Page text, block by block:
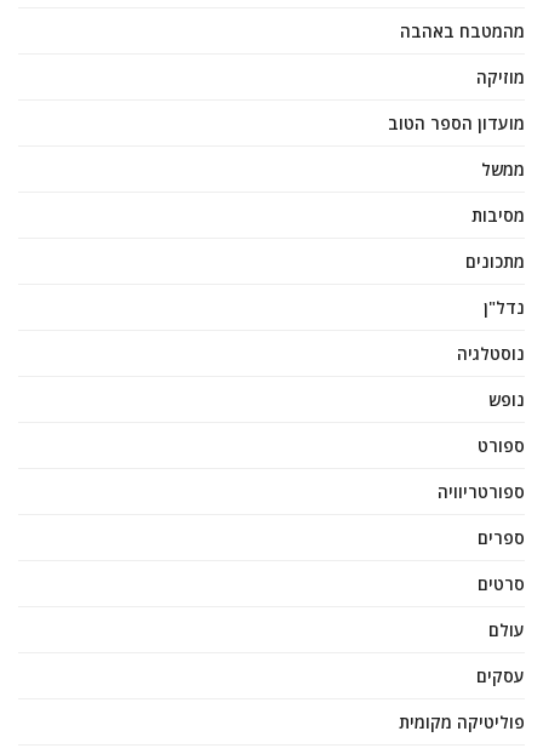
מהמטבח באהבה
מוזיקה
מועדון הספר הטוב
ממשל
מסיבות
מתכונים
נדל"ן
נוסטלגיה
נופש
ספורט
ספורטריוויה
ספרים
סרטים
עולם
עסקים
פוליטיקה מקומית